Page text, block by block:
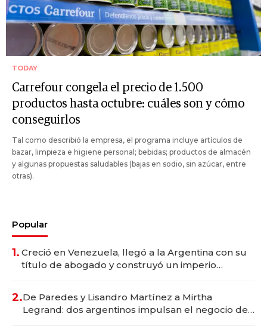
TODAY
Carrefour congela el precio de 1.500
productos hasta octubre: cuáles son y cómo
conseguirlos
Tal como describió la empresa, el programa incluye artículos de
bazar, limpieza e higiene personal; bebidas; productos de almacén
y algunas propuestas saludables (bajas en sodio, sin azúcar, entre
otras).
Popular
1. Creció en Venezuela, llegó a la Argentina con su
título de abogado y construyó un imperio
2.De Paredes y Lisandro Martínez a Mirtha
Legrand: dos argentinos impulsan el negocio del